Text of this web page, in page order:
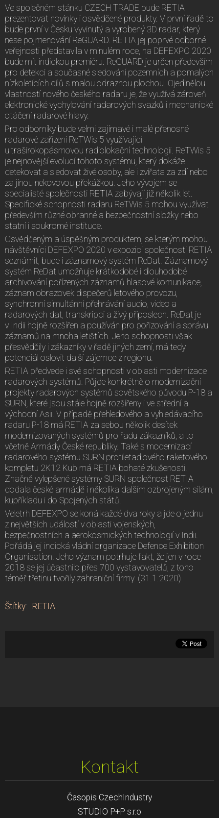
Ve společném stánku CZECH TRADE bude RETIA
prezentovat novinky i osvědčené produkty. V první řadě to
bude první v Česku vyvinutý a vyrobený 3D radar, který
nese pojmenování ReGUARD. RETIA jej poprvé odborné
veřejnosti představila v minulém roce, na DEFEXPO 2020
bude mít indickou premiéru. ReGUARD je určen především
pro detekci a současné sledování pozemních a pomalých
níz­koletících cílů s malou odraznou plochou. Ojedinělou
vlastností nového českého radaru je, že využívá zároveň
elektronické vy­chylování radarových svazků i mechanické
otáčení radarové hlavy.
Pro odborníky bude velmi zajímavé i malé přenosné
radarové zařízení ReTWis 5 využívající
ultraširokopásmovou radiolokační technologii. ReTWis 5
je nejnovější evolucí tohoto systému, který dokáže
detekovat a sledovat živé osoby, ale i zvířata za zdí nebo
za jinou nekovovou překážkou. Jeho vývojem se
specialisté společnosti RETIA zabývají již několik let.
Specifické schopnosti radaru ReTWis 5 mohou využívat
především různé obranné a bezpečnostní složky nebo
statní i soukromé instituce.
Osvědčeným a úspěšným produktem, se kterým mohou
návštěvníci DEFEXPO 2020 v expozici společnosti RETIA
seznámit, bude i záznamový systém ReDat. Záznamový
systém ReDat umožňuje krátkodobé i dlouhodobé
archivování pořízených záznamů hlasové komunikace,
záznam obrazovek dispečerů letového provozu,
synchronní simultánní přehrávání audio, video a
radarových dat, transkripci a živý příposlech. ReDat je
v Indii hojně rozšířen a používán pro pořizování a správu
záznamů na mnoha letištích. Jeho schopnosti však
přesvědčily i zákazníky v řadě jiných zemí, má tedy
potenciál oslovit další zájemce z regionu.
RETIA předvede i své schopnosti v oblasti modernizace
radarových systémů. Půjde konkrétně o modernizační
projekty radarových systémů sovětského původu P-18 a
SURN, které jsou stále hojně rozšířeny i ve střední a
východní Asii. V případě přehledového a vyhledávacího
radaru P-18 má RETIA za sebou několik desítek
modernizovaných systémů pro řadu zákazníků, a to
včetně Armády České republiky. Také s modernizací
radarového systému SURN protiletadlového raketového
kompletu 2K12 Kub má RETIA bohaté zkušenosti.
Značně vylepšené systémy SURN společnost RETIA
dodala české armádě i několika dalším ozbrojeným silám,
kupříkladu i do Spojených států.
Veletrh DEFEXPO se koná každé dva roky a jde o jednu
z největších událostí v oblasti vojenských,
bezpečnostních a aerokosmických technologií v Indii.
Pořádá jej indická vládní organizace Defence Exhibition
Organisation. Jeho význam potrhuje fakt, že jen v roce
2018 se jej účastnilo přes 700 vystavovatelů, z toho
téměř třetinu tvořily zahraniční firmy. (31.1.2020)
Štítky: RETIA
Kontakt
Časopis CzechIndustry
STUDIO P+P s.r.o